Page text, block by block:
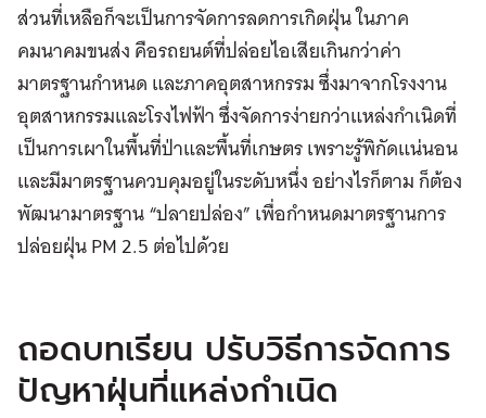
ส่วนที่เหลือก็จะเป็นการจัดการลดการเกิดฝุ่น ในภาค
คมนาคมขนส่ง คือรถยนต์ที่ปล่อยไอเสียเกินกว่าค่า
มาตรฐานกำหนด และภาคอุตสาหกรรม ซึ่งมาจากโรงงาน
อุตสาหกรรมและโรงไฟฟ้า ซึ่งจัดการง่ายกว่าแหล่งกำเนิดที่
เป็นการเผาในพื้นที่ป่าและพื้นที่เกษตร เพราะรู้พิกัดแน่นอน
และมีมาตรฐานควบคุมอยู่ในระดับหนึ่ง อย่างไรก็ตาม ก็ต้อง
พัฒนามาตรฐาน “ปลายปล่อง” เพื่อกำหนดมาตรฐานการ
ปล่อยฝุ่น PM 2.5 ต่อไปด้วย
ถอดบทเรียน ปรับวิธีการจัดการ
ปัญหาฝุ่นที่แหล่งกำเนิด